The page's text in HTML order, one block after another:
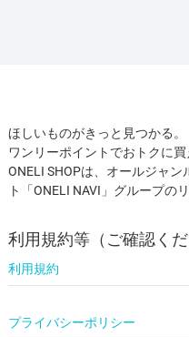
ほしいものがきっと見つかる。
ワンリーポイントでおトクに買
ONELI SHOPは、オールジャ
ト「ONELI NAVI」グループの
利用規約等（ご確認くだ
利用規約
プライバシーポリシー